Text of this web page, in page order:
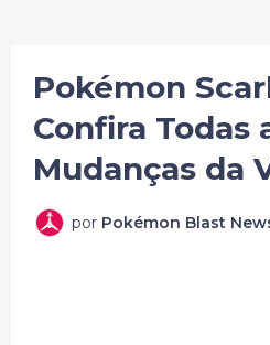
Pokémon
Confira Todas
Mudanças da
por Pokémon Blast